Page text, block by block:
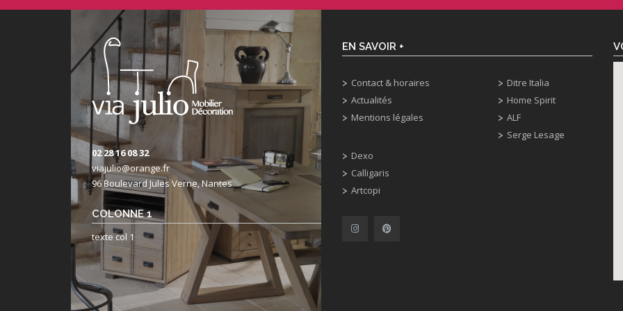
02 28 16 08 32
viajulio@orange.fr
96 Boulevard Jules Verne, Nantes
COLONNE 1
texte col 1
EN SAVOIR +
Contact & horaires
Actualités
Mentions légales
Dexo
Calligaris
Artcopi
Ditre Italia
Home Spirit
ALF
Serge Lesage